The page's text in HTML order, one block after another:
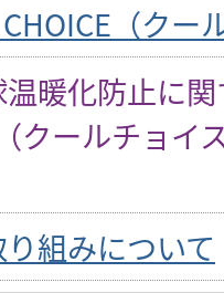
（クー
暖化防止に
（クールチョ
組みについて